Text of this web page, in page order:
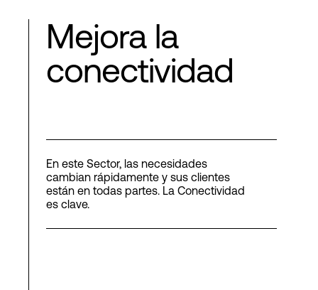
Mejora la
conectividad
En este Sector, las necesidades
cambian rápidamente y sus clientes
están en todas partes. La Conectividad
es clave.